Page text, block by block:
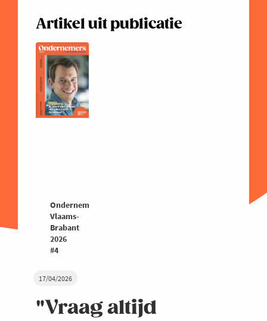
17/04/2026
"Vraag altijd
Artikel uit publicatie
Ondernemers
Vlaams-
Brabant
2026
#4